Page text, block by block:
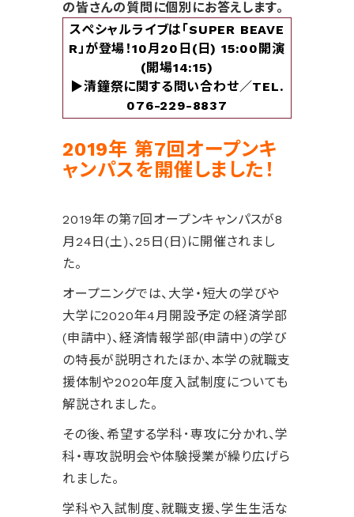
の皆さんの質問に個別にお答えします。
スペシャルライブは「SUPER BEAVE
R」が登場！10月20日(日) 15:00開演
(開場14:15)
▶清鐘祭に関する問い合わせ／TEL.
076-229-8837
2019年 第7回オープンキ
ャンパスを開催しました！
2019年の第7回オープンキャンパスが8
月24日(土)、25日(日)に開催されまし
た。
オープニングでは、大学・短大の学びや
大学に2020年4月開設予定の経済学部
(申請中)、経済情報学部(申請中)の学び
の特長が説明されたほか、本学の就職支
援体制や2020年度入試制度についても
解説されました。
その後、希望する学科･専攻に分かれ、学
科・専攻説明会や体験授業が繰り広げら
れました。
学科や入試制度、就職支援、学生生活な